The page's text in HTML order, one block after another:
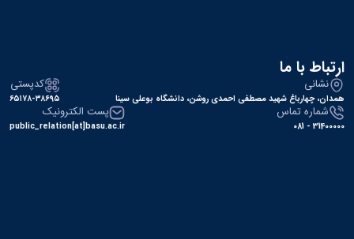
آموزشی
ارتباط با ما
نشانی
همدان، چهارباغ شهید مصطفی احمدی روشن، دانشگاه بوعلی سینا
کدپستی
۶۵۱۷۸-۳۸۶۹۵
شماره تماس
31400000 - 081
پست الکترونیک
public_relation[at]basu.ac.ir